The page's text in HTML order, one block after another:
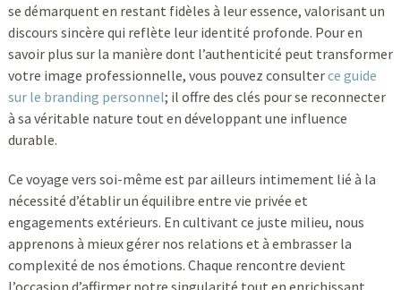
se démarquent en restant fidèles à leur essence, valorisant un
discours sincère qui reflète leur identité profonde. Pour en
savoir plus sur la manière dont l’authenticité peut transformer
votre image professionnelle, vous pouvez consulterce guide
sur le branding personnel; il offre des clés pour se reconnecter
à sa véritable nature tout en développant une influence
durable.
Ce voyage vers soi-même est par ailleurs intimement lié à la
nécessité d’établir un équilibre entre vie privée et
engagements extérieurs. En cultivant ce juste milieu, nous
apprenons à mieux gérer nos relations et à embrasser la
complexité de nos émotions. Chaque rencontre devient